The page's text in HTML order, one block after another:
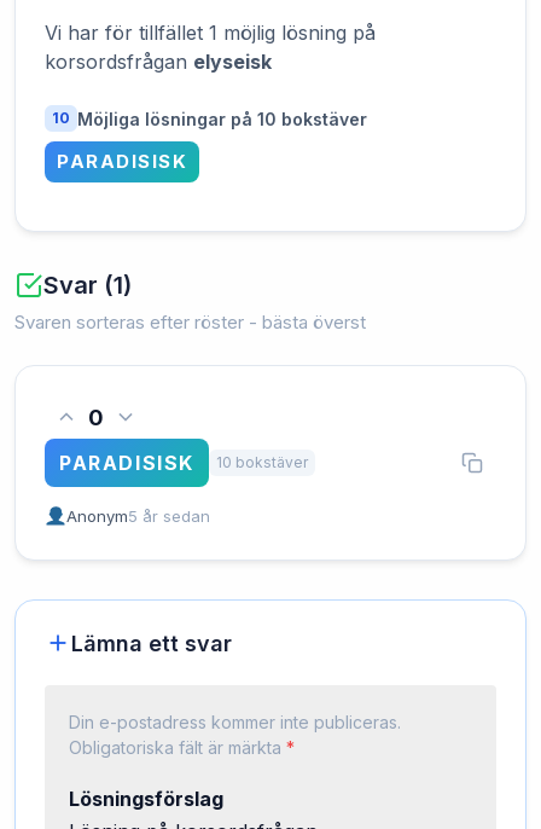
Vi har för tillfället 1 möjlig lösning på
korsordsfrågan elyseisk
10 Möjliga lösningar på 10 bokstäver
PARADISISK
Svar (1)
Svaren sorteras efter röster - bästa överst
0
PARADISISK 10 bokstäver
Anonym5 år sedan
Lämna ett svar
Din e-postadress kommer inte publiceras.
Obligatoriska fält är märkta *
Lösningsförslag